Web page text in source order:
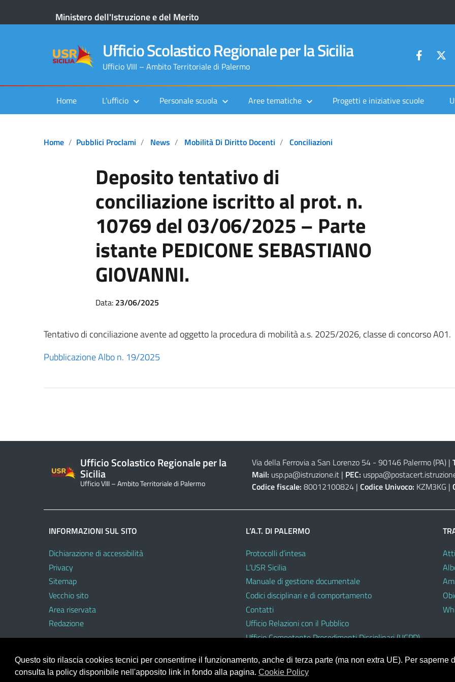
Ministero dell'Istruzione e del Merito
Ufficio Scolastico Regionale per la Sicilia
Ufficio VIII – Ambito Territoriale di Palermo
Home L’ufficio Personale scuola Aree tematiche Progetti e iniziative scuole
Home Pubblici Proclami News Mobilità Di Diritto Docenti Conciliazioni
Deposito tentativo di
conciliazione iscritto al prot. n.
10769 del 03/06/2025 – Parte
istante PEDICONE SEBASTIANO
GIOVANNI.
Data: 23/06/2025
Tentativo di conciliazione avente ad oggetto la procedura di mobilità a.s. 2025/2026, classe di concorso A01.
Pubblicazione Albo n. 19/2025
Ufficio Scolastico Regionale per la
Sicilia
Ufficio VIII – Ambito Territoriale di Palermo
Via della Ferrovia a San Lorenzo 54 - 90146 Palermo (PA)|
Mail: usp.pa@istruzione.it| PEC:
Codice fiscale: 80012100824 | Codice Univoco: KZM3KG |
INFORMAZIONI SUL SITO
Dichiarazione di accessibilità
Privacy
Sitemap
Vecchio sito
Area riservata
Redazione
L’A.T. DI PALERMO
Protocolli d’intesa
L’USR Sicilia
Manuale di gestione documentale
Codici disciplinari e di comportamento
Contatti
Ufficio Relazioni con il Pubblico
Ufficio Competente Procedimenti Disciplinari (UCPD)
Portale realizzato con la piattaforma
Questo sito rilascia cookies tecnici per consentirne il funzionamento, anche di terza parte (ma non extra UE). Per saperne
consulta la policy disponibile nell'apposito link in fondo alla pagina. Cookie Policy